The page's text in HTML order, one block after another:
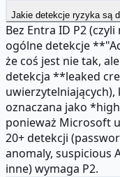
Jakie detekcje ryzyka są
Bez Entra ID P2
ogólne detekcje
że coś jest nie tak,
detekcja **leaked
oznaczana jako
ponieważ Microsoft
20+ detekcji
anomaly, suspicious
inne) wymaga P2.